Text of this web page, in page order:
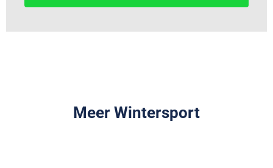
Meer Wintersport